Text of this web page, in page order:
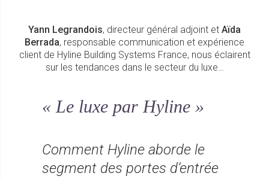
Yann Legrandois, directeur général adjoint et Aïda
Berrada, responsable communication et expérience
client de Hyline Building Systems France, nous éclairent
sur les tendances dans le secteur du luxe…
« Le luxe par Hyline »
Comment Hyline aborde le
segment des portes d’entrée